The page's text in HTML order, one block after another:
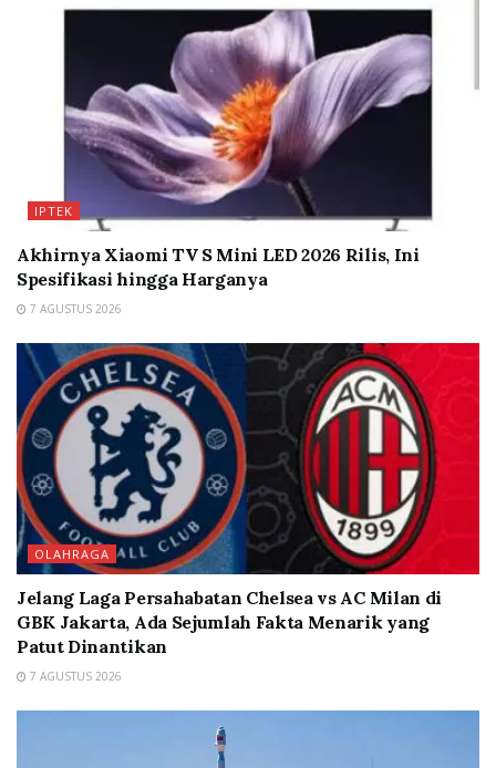
IPTEK
Akhirnya Xiaomi TV S Mini LED 2026 Rilis, Ini
Spesifikasi hingga Harganya
7 AGUSTUS 2026
OLAHRAGA
Jelang Laga Persahabatan Chelsea vs AC Milan di
GBK Jakarta, Ada Sejumlah Fakta Menarik yang
Patut Dinantikan
7 AGUSTUS 2026